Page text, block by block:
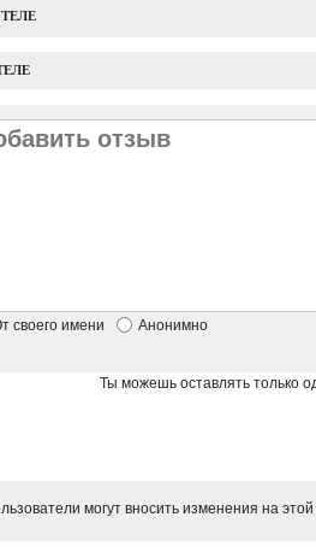
своего имени Анонимно
Ты можешь оставлять только
могут вносить изменения на